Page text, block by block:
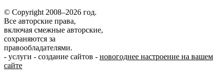
© Copyright 2008–2026 год.
Все авторские права,
включая смежные авторские,
сохраняются за
правообладателями.
- услуги - создание сайтов - новогоднее настроение на вашем
сайте